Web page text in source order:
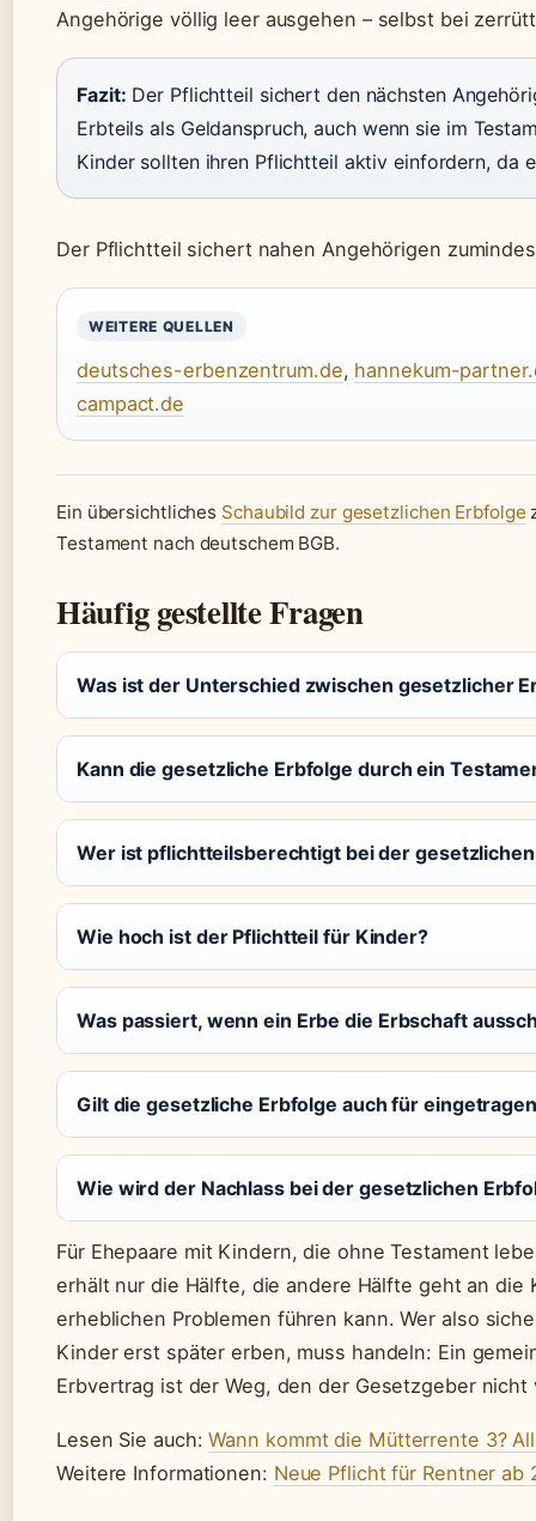
Angehörige völlig leer ausgehen – selbst bei
Fazit: Der Pflichtteil sichert den nächsten
Erbteils als Geldanspruch, auch wenn sie im
Kinder sollten ihren Pflichtteil aktiv einfordern, da
Der Pflichtteil sichert nahen Angehörigen
WEITERE QUELLEN
deutsches-erbenzentrum.de, hannekum-
campact.de
Ein übersichtliches Schaubild zur gesetzlichen Erbfolge
Testament nach deutschem BGB.
Häufig gestellte Fragen
Was ist der Unterschied zwischen gesetzlicher
Kann die gesetzliche Erbfolge durch ein
Wer ist pflichtteilsberechtigt bei der
Wie hoch ist der Pflichtteil für Kinder?
Was passiert, wenn ein Erbe die Erbschaft
Gilt die gesetzliche Erbfolge auch für
Wie wird der Nachlass bei der gesetzlichen
Für Ehepaare mit Kindern, die ohne Testament
erhält nur die Hälfte, die andere Hälfte geht an
erheblichen Problemen führen kann. Wer also
Kinder erst später erben, muss handeln: Ein
Erbvertrag ist der Weg, den der Gesetzgeber
Lesen Sie auch:Wann kommt die Mütterrente 3?
Weitere Informationen: Neue Pflicht für Rentner ab